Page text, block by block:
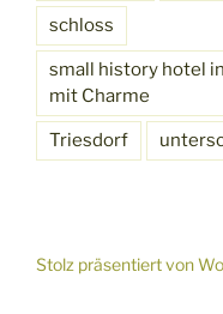
schloss
small history hotel
mit Charme
Triesdorf
Stolz präsentiert von